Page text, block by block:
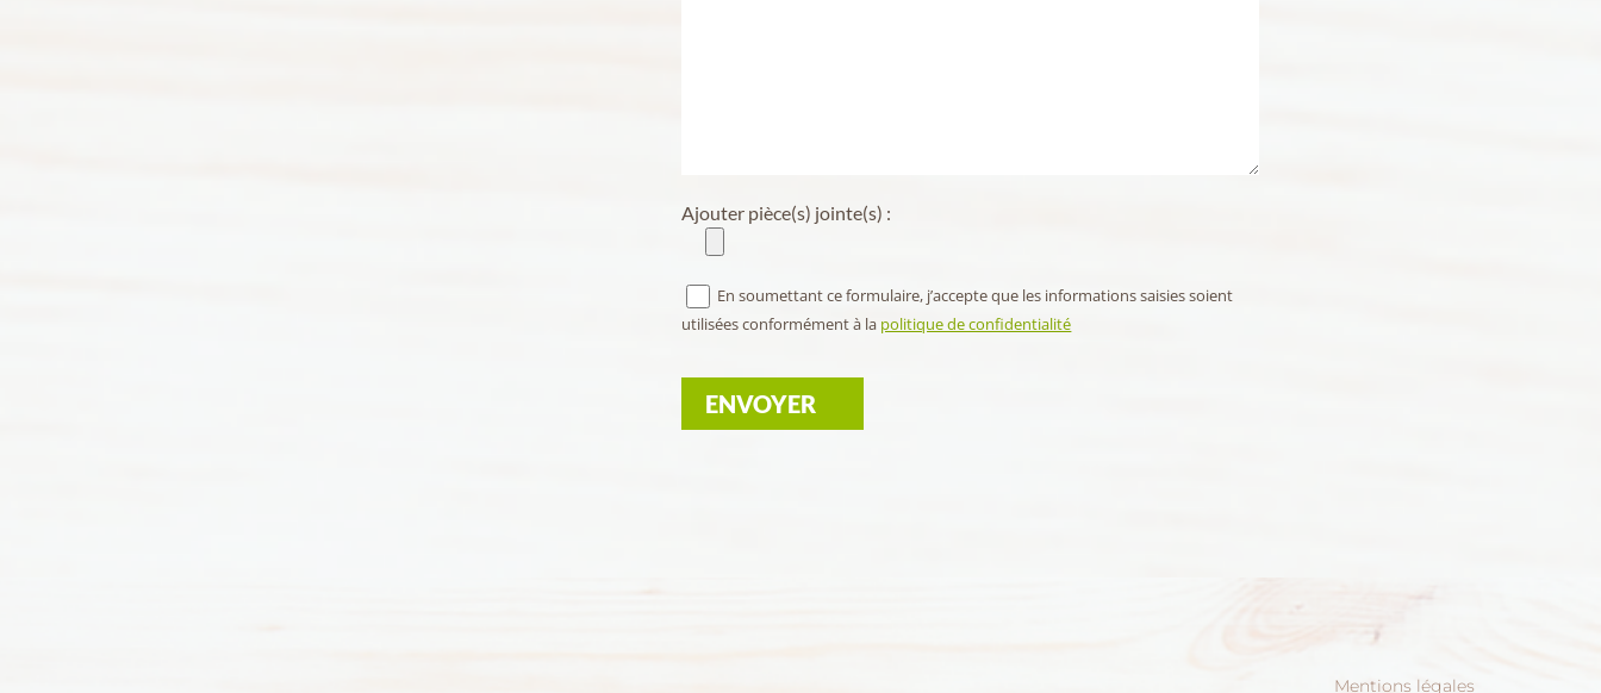
Ajouter pièce(s) jointe(s) :
En soumettant ce formulaire, j’accepte que les informations saisies soient
utilisées conformément à la politique de confidentialité
Mentions légales